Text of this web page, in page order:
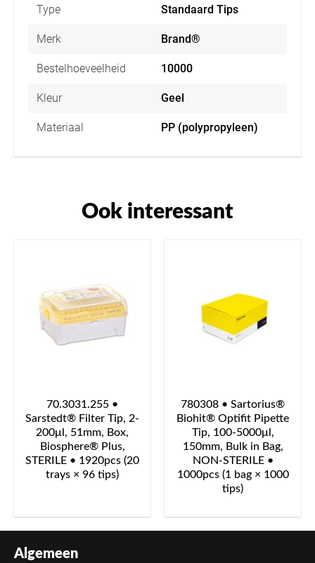
Type Standaard Tips
Merk Brand®
Bestelhoeveelheid 10000
Kleur Geel
Materiaal PP (polypropyleen)
Ook interessant
70.3031.255 •
Sarstedt® Filter Tip, 2-
200μl, 51mm, Box,
Biosphere® Plus,
STERILE • 1920pcs (20
trays × 96 tips)
780308 • Sartorius®
Biohit® Optifit Pipette
Tip, 100-5000μl,
150mm, Bulk in Bag,
NON-STERILE •
1000pcs (1 bag × 1000
tips)
Algemeen